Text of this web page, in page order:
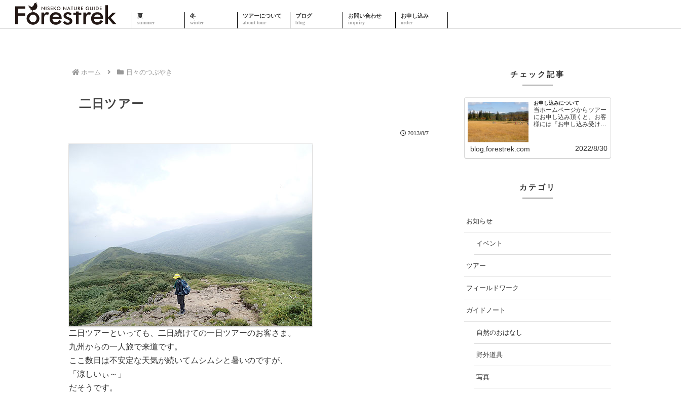
夏 冬 ツアーについて ブログ お問い合わせ お申し込み
ホーム 日々のつぶやき
二日ツアー
2013/8/7
二日ツアーといっても、二日続けての一日ツアーのお客さま。
九州からの一人旅で来道です。
ここ数日は不安定な天気が続いてムシムシと暑いのですが、
「涼しいぃ～」
だそうです。
チェック記事
お申し込みについて
当ホームページからツアー
にお申し込み頂くと、お客
様には『お申し込み受け付
blog.forestrek.com 2022/8/30
カテゴリ
お知らせ
イベント
ツアー
フィールドワーク
ガイドノート
自然のおはなし
野外道具
写真